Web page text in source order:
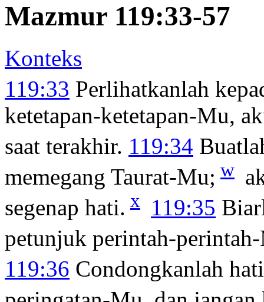
Mazmur 119:33-57
Konteks
119:33 Perlihatkanlah
ketetapan-ketetapan-Mu,
saat terakhir. 119:34
memegang Taurat-Mu; w
segenap hati. x 119:35
petunjuk perintah-
119:36 Condongkanlah